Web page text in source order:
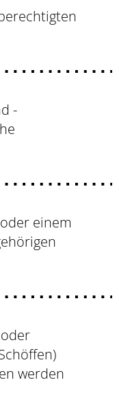
-
einem
werden